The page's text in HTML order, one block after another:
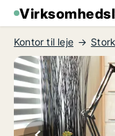
Kontor til leje